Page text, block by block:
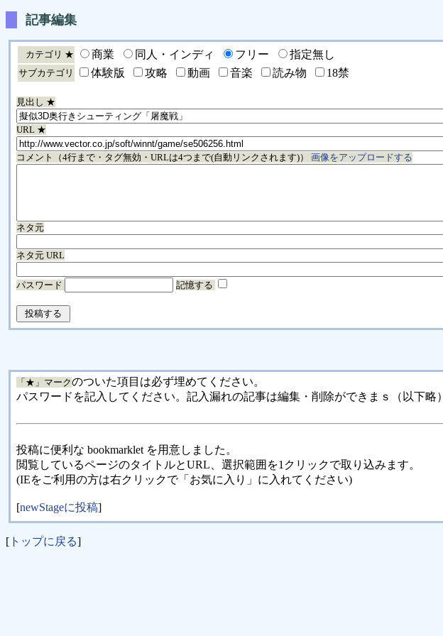
記事編集
カテゴリ ★ 商業 同人・インディ フリー 指定無し
サブカテゴリ 体験版 攻略 動画 音楽 読み物 18禁
見出し ★
URL ★
コメント（4行まで・タグ無効・URLは4つまで(自動リンクされます)） 画像をアップロードする
ネタ元
ネタ元 URL
パスワード 記憶する
「★」マークのついた項目は必ず埋めてください。
パスワードを記入してください。記入漏れの記事は編集・削除ができまｓ（以下略）
投稿に便利な bookmarklet を用意しました。
閲覧しているページのタイトルとURL、選択範囲を1クリックで取り込みます。
(IEをご利用の方は右クリックで「お気に入り」に入れてください)
[newStageに投稿]
[ トップに戻る]